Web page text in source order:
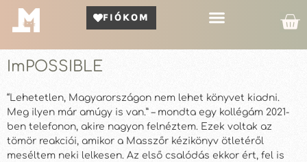
FIÓKOM
ImPOSSIBLE
“Lehetetlen, Magyarországon nem lehet könyvet kiadni.
Meg ilyen már amúgy is van.” – mondta egy kollégám 2021-
ben telefonon, akire nagyon felnéztem. Ezek voltak az
tömör reakciói, amikor a Masszőr kézikönyv ötletéről
meséltem neki lelkesen. Az első csalódás ekkor ért, fel is